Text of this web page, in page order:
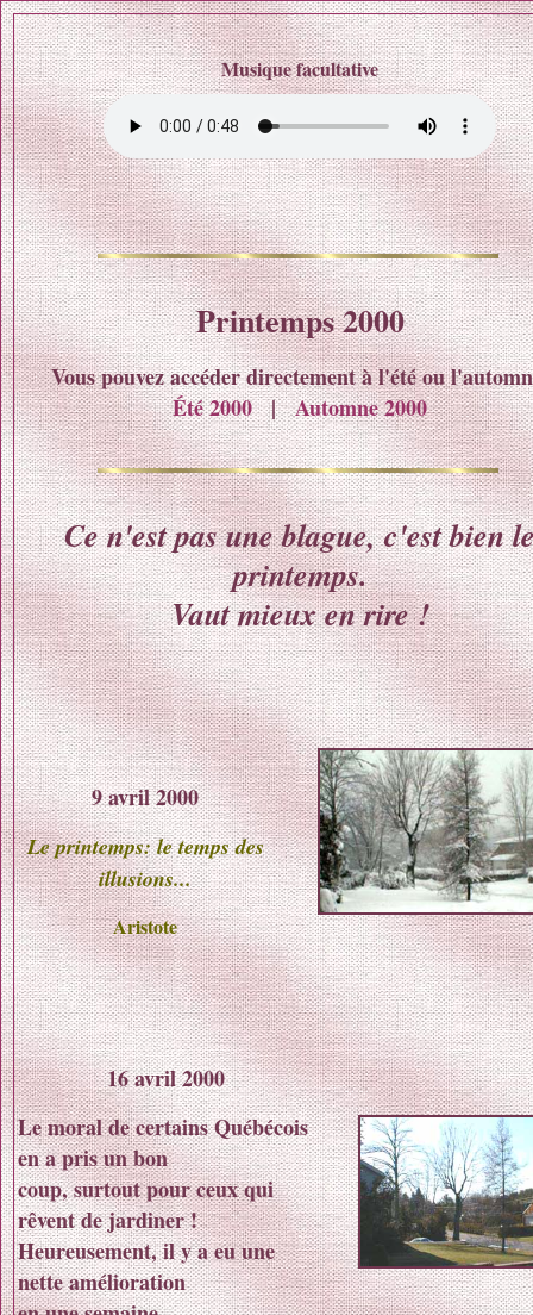
Musique facultative
Printemps 2000
Vous pouvez accéder directement à l'été ou
Été 2000|Automne 2000
Ce n'est pas une blague, c'est bien
printemps.
Vaut mieux en rire !
9 avril 2000
Le printemps: le temps des
illusions...
Aristote
16 avril 2000
Le moral de certains Québécois
en a pris un bon
coup, surtout pour ceux qui
rêvent de jardiner !
Heureusement, il y a eu une
nette amélioration